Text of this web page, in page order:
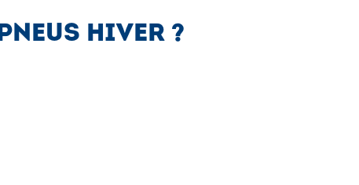
HIVER ?